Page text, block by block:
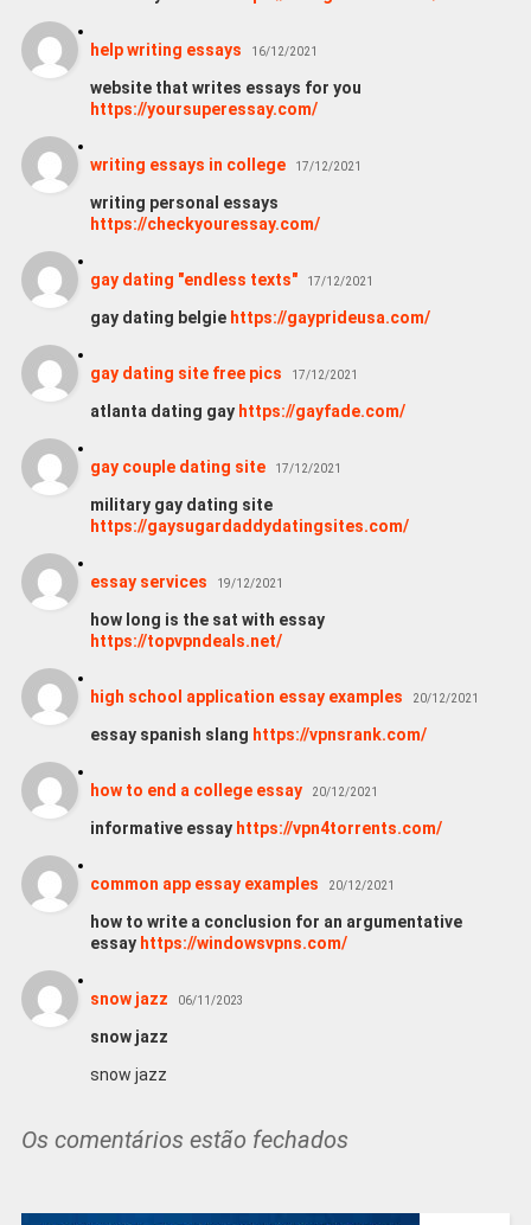
help writing essays 16/12/2021
website that writes essays for you
https://yoursuperessay.com/
writing essays in college 17/12/2021
writing personal essays
https://checkyouressay.com/
gay dating "endless texts" 17/12/2021
gay dating belgie https://gayprideusa.com/
gay dating site free pics 17/12/2021
atlanta dating gay https://gayfade.com/
gay couple dating site 17/12/2021
military gay dating site
https://gaysugardaddydatingsites.com/
essay services 19/12/2021
how long is the sat with essay
https://topvpndeals.net/
high school application essay examples 20/12/2021
essay spanish slang https://vpnsrank.com/
how to end a college essay 20/12/2021
informative essay https://vpn4torrents.com/
common app essay examples 20/12/2021
how to write a conclusion for an argumentative
essay https://windowsvpns.com/
snow jazz 06/11/2023
snow jazz
snow jazz
Os comentários estão fechados